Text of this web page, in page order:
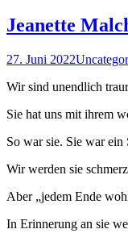
Jeanette
27. Juni 2022
Wir sind unendlich
Sie hat uns mit ihrem
So war sie. Sie war
Wir werden sie
Aber „jedem Ende
In Erinnerung an sie